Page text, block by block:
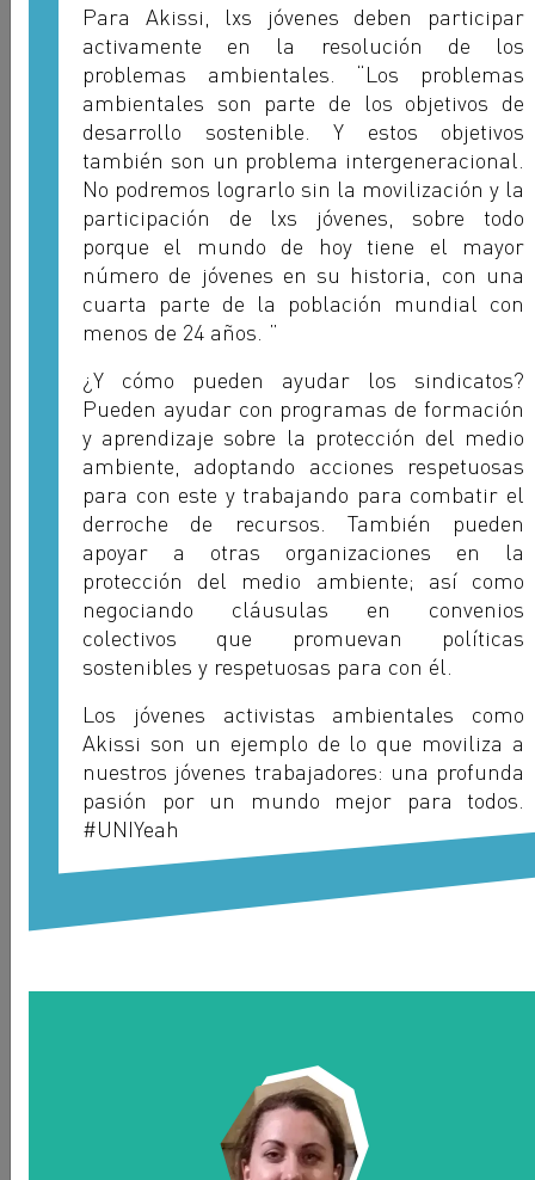
Lindiwe Alucia Masiteng
SACCAWU - SUDÁFRICA
Jane Katusabe
UHFTAWU - UGANDA
Para Akissi, lxs jóvenes deben participar
activamente en la resolución de los
problemas ambientales. “Los problemas
ambientales son parte de los objetivos de
desarrollo sostenible. Y estos objetivos
también son un problema intergeneracional.
No podremos lograrlo sin la movilización y la
participación de lxs jóvenes, sobre todo
porque el mundo de hoy tiene el mayor
número de jóvenes en su historia, con una
cuarta parte de la población mundial con
menos de 24 años. ”
¿Y cómo pueden ayudar los sindicatos?
Pueden ayudar con programas de formación
y aprendizaje sobre la protección del medio
ambiente, adoptando acciones respetuosas
para con este y trabajando para combatir el
derroche de recursos. También pueden
apoyar a otras organizaciones en la
protección del medio ambiente; así como
negociando cláusulas en convenios
colectivos que promuevan políticas
sostenibles y respetuosas para con él.
Los jóvenes activistas ambientales como
Akissi son un ejemplo de lo que moviliza a
nuestros jóvenes trabajadores: una profunda
pasión por un mundo mejor para todos.
#UNIYeah